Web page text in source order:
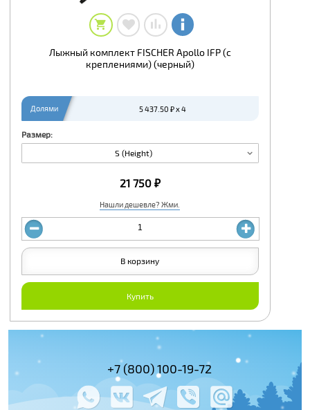
Лыжный комплект FISCHER Apollo IFP (с
креплениями) (черный)
Долями 5 437.50 ₽ x 4
Размер:
S (Height)
Нашли дешевле? Жми.
21 750 ₽
Купить
В корзину
+7 (495)
+7 (800) 100-
+7 (495) 978-61-54